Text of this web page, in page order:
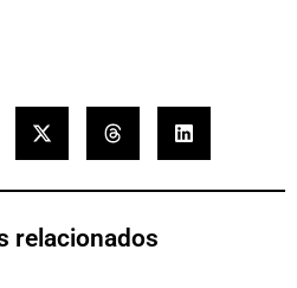
relacionados